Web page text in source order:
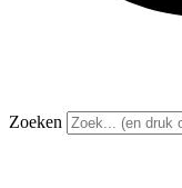
Zoeken